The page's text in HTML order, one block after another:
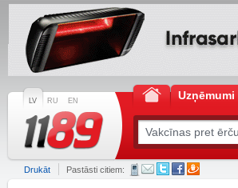
LV RU EN Uzņēmumi
Drukāt Pastāsti citiem: